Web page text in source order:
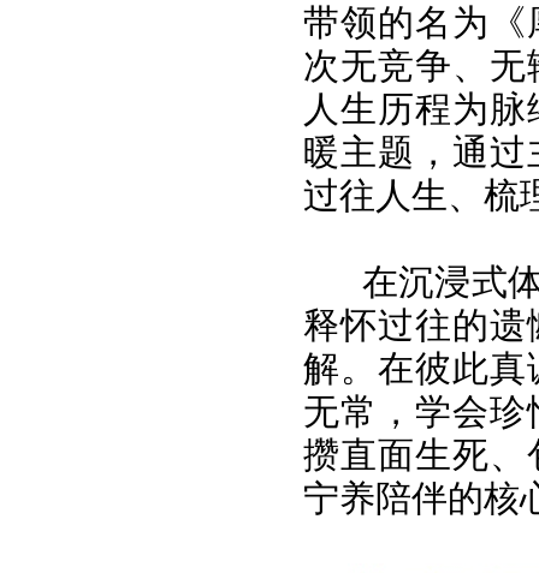
带领的名为
次无竞争、
人生历程为
暖主题，通
过往人生、梳
在沉浸式
释怀过往的
解。在彼此
无常，学会
攒直面生死
宁养陪伴的核